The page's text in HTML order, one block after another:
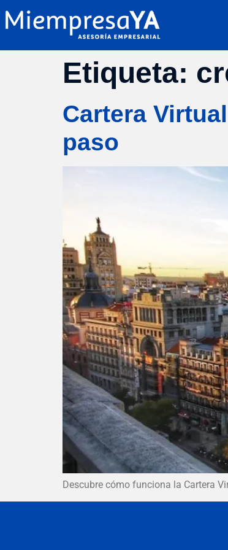
Etiqueta:
Cartera
paso
Descubre cómo funciona la Cartera